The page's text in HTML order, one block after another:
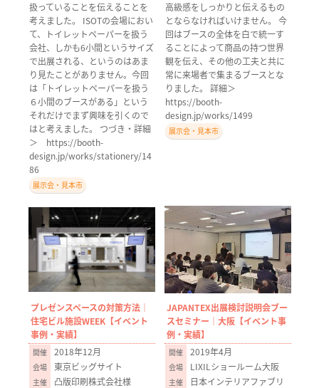
扱っていることを伝えることを
考えました。 ISOTの会場におい
て、トイレットペーパーを扱う
会社、しかも6小間というサイズ
で出展される、というのはあま
り見たことがありません。今回
は「トイレットペーパーを扱う
６小間のブースがある」という
それだけでまず興味を引くので
はと考えました。 つづき・詳細
＞ https://booth-
design.jp/works/stationery/14
86
展示会・見本市
高級感をしっかりと伝えるもの
とならなければいけません。 今
回はブースの全体を白で統一す
ることによって商品の持つ世界
観を伝え、その他の工夫と共に
常に来場者で集まるブースとな
りました。 詳細＞
https://booth-
design.jp/works/1499
展示会・見本市
プレゼンスペースの対策方法｜
住宅ビル施設WEEK【イベント
事例・実績】
2018年12月
東京ビッグサイト
凸版印刷株式会社様
JAPANTEX出展検討説明会ブー
スセミナー｜大阪【イベント事
例・実績】
2019年4月
LIXILショールーム大阪
日本インテリアファブリ